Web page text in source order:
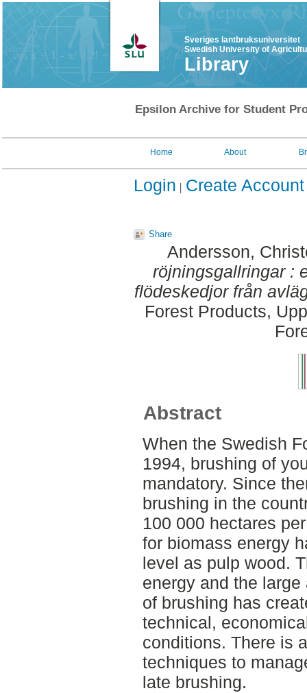
Sveriges lantbruksuniversitet
Swedish University of
Library
Epsilon Archive for Student
Home About
Login Create Account
Share
Andersson,
röjningsgallringar :
flödeskedjor från
Forest Products,
Abstract
When the Swedish
1994, brushing of
mandatory. Since
brushing in the
100 000 hectares
for biomass energy
level as pulp wood.
energy and the
of brushing has
technical,
conditions. There is
techniques to
late brushing.